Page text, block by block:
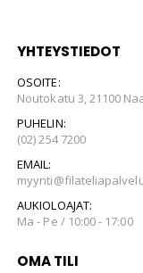
YHTEYSTIEDOT
OSOITE:
Noutokatu 3, 21100
PUHELIN:
(02) 254 7200
EMAIL:
AUKIOLOAJAT:
Ma - Pe / 10:00 - 17:00
OMA TILI